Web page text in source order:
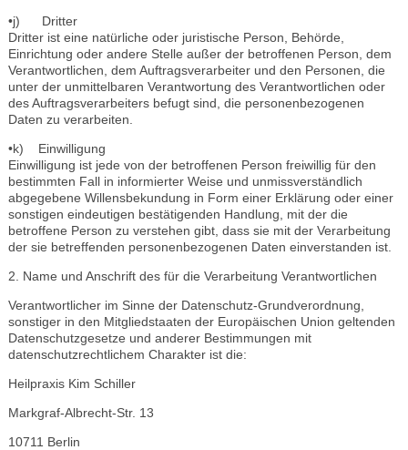
•j) Dritter
Dritter ist eine natürliche oder juristische Person, Behörde,
Einrichtung oder andere Stelle außer der betroffenen Person, dem
Verantwortlichen, dem Auftragsverarbeiter und den Personen, die
unter der unmittelbaren Verantwortung des Verantwortlichen oder
des Auftragsverarbeiters befugt sind, die personenbezogenen
Daten zu verarbeiten.
•k) Einwilligung
Einwilligung ist jede von der betroffenen Person freiwillig für den
bestimmten Fall in informierter Weise und unmissverständlich
abgegebene Willensbekundung in Form einer Erklärung oder einer
sonstigen eindeutigen bestätigenden Handlung, mit der die
betroffene Person zu verstehen gibt, dass sie mit der Verarbeitung
der sie betreffenden personenbezogenen Daten einverstanden ist.
2. Name und Anschrift des für die Verarbeitung Verantwortlichen
Verantwortlicher im Sinne der Datenschutz-Grundverordnung,
sonstiger in den Mitgliedstaaten der Europäischen Union geltenden
Datenschutzgesetze und anderer Bestimmungen mit
datenschutzrechtlichem Charakter ist die:
Heilpraxis Kim Schiller
Markgraf-Albrecht-Str. 13
10711 Berlin